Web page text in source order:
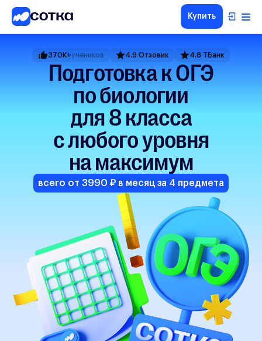
ЕГЭ
направления
Тарифы
Купить
370K+учеников 4.9 Отзовик 4.8 ТБанк
Подготовка к ОГЭ
по биологии
для 8 класса
с любого уровня
на максимум
всего от 3990 ₽ в месяц за 4 предмета